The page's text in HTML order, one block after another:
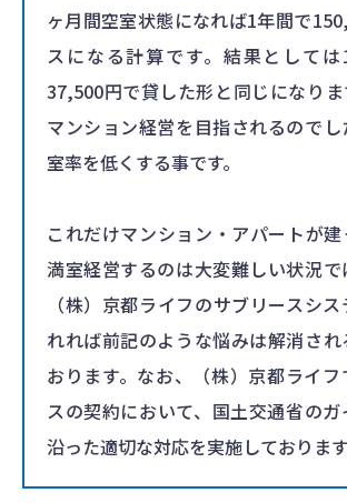
ヶ月間空室状態になれば1年間で
スになる計算です。結果として
37,500円で貸した形と同じになり
マンション経営を目指されるので
室率を低くする事です。
これだけマンション・アパートが
満室経営するのは大変難しい状況
（株）京都ライフのサブリースシ
れれば前記のような悩みは解消さ
おります。なお、（株）京都ライフ
スの契約において、国土交通省の
沿った適切な対応を実施しております